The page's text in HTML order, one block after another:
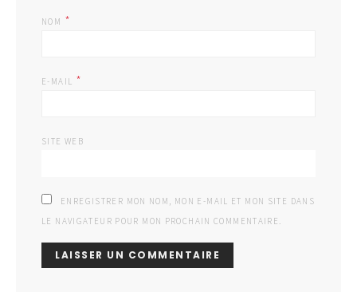
NOM *
E-MAIL *
SITE WEB
ENREGISTRER MON NOM, MON E-MAIL ET MON SITE DANS
LE NAVIGATEUR POUR MON PROCHAIN COMMENTAIRE.